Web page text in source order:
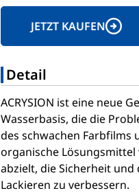
JETZT KAUFEN
Detail
ACRYSION ist eine neue
Wasserbasis, die die
des schwachen Farbfilms
organische
abzielt, die Sicherheit
Lackieren zu verbessern.